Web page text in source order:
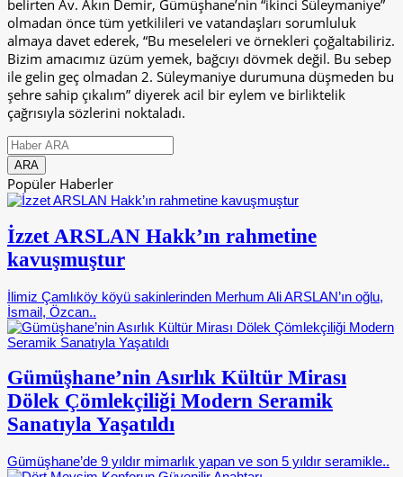
belirten Av. Akın Demir, Gümüşhane’nin “ikinci Süleymaniye”
olmadan önce tüm yetkilileri ve vatandaşları sorumluluk
almaya davet ederek, “Bu meseleleri ve örnekleri çoğaltabiliriz.
Bizim amacımız üzüm yemek, bağcıyı dövmek değil. Bu sebep
ile gelin geç olmadan 2. Süleymaniye durumuna düşmeden bu
şehre sahip çıkalım” diyerek acil bir eylem ve birliktelik
çağrısıyla sözlerini noktaladı.
Popüler Haberler
İzzet ARSLAN Hakk’ın rahmetine
kavuşmuştur
İlimiz Çamlıköy köyü sakinlerinden Merhum Ali ARSLAN’ın oğlu,
İsmail, Özcan..
Gümüşhane’nin Asırlık Kültür Mirası
Dölek Çömlekçiliği Modern Seramik
Sanatıyla Yaşatıldı
Gümüşhane’de 9 yıldır mimarlık yapan ve son 5 yıldır seramikle..